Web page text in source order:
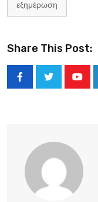
εξημέρωση
Share This Post: